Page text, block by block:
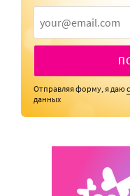
Отправляя форму, я даю
данных